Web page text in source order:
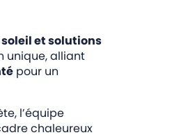
et solutions
unique, alliant
pour un
l’équipe
chaleureux